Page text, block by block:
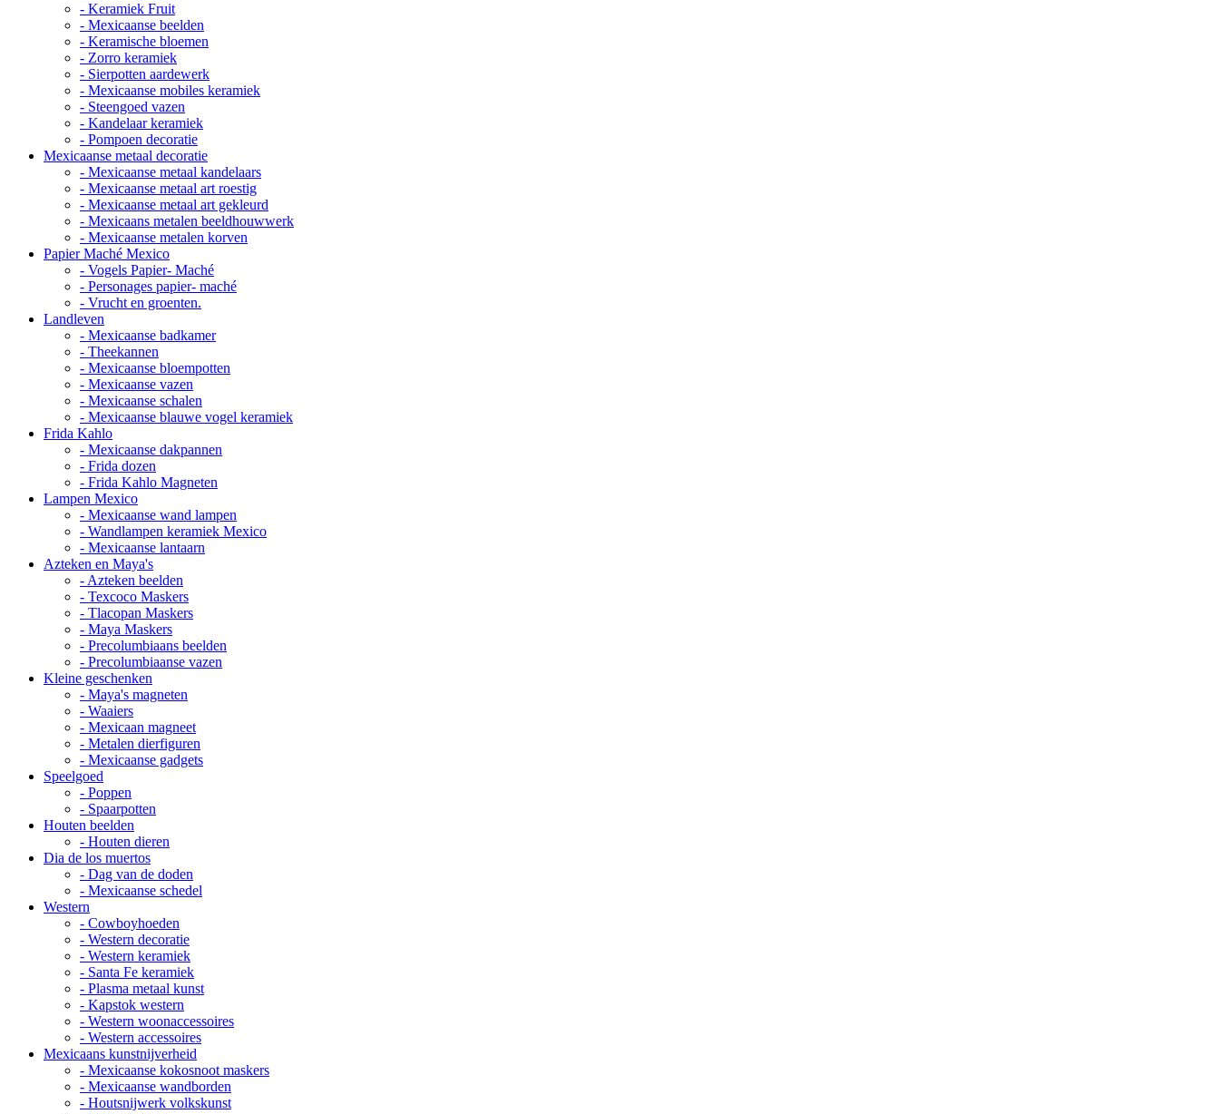
- Keramiek Fruit
- Mexicaanse beelden
- Keramische bloemen
- Zorro keramiek
- Sierpotten aardewerk
- Mexicaanse mobiles keramiek
- Steengoed vazen
- Kandelaar keramiek
- Pompoen decoratie
Mexicaanse metaal decoratie
- Mexicaanse metaal kandelaars
- Mexicaanse metaal art roestig
- Mexicaanse metaal art gekleurd
- Mexicaans metalen beeldhouwwerk
- Mexicaanse metalen korven
Papier Maché Mexico
- Vogels Papier- Maché
- Personages papier- maché
- Vrucht en groenten.
Landleven
- Mexicaanse badkamer
- Theekannen
- Mexicaanse bloempotten
- Mexicaanse vazen
- Mexicaanse schalen
- Mexicaanse blauwe vogel keramiek
Frida Kahlo
- Mexicaanse dakpannen
- Frida dozen
- Frida Kahlo Magneten
Lampen Mexico
- Mexicaanse wand lampen
- Wandlampen keramiek Mexico
- Mexicaanse lantaarn
Azteken en Maya's
- Azteken beelden
- Texcoco Maskers
- Tlacopan Maskers
- Maya Maskers
- Precolumbiaans beelden
- Precolumbiaanse vazen
Kleine geschenken
- Maya's magneten
- Waaiers
- Mexicaan magneet
- Metalen dierfiguren
- Mexicaanse gadgets
Speelgoed
- Poppen
- Spaarpotten
Houten beelden
- Houten dieren
Dia de los muertos
- Dag van de doden
- Mexicaanse schedel
Western
- Cowboyhoeden
- Western decoratie
- Western keramiek
- Santa Fe keramiek
- Plasma metaal kunst
- Kapstok western
- Western woonaccessoires
- Western accessoires
Mexicaans kunstnijverheid
- Mexicaanse kokosnoot maskers
- Mexicaanse wandborden
- Houtsnijwerk volkskunst